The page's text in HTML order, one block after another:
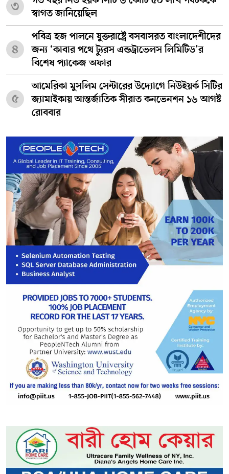
৩
স্বাগত জানিয়েছিল
৪
পবিত্র হজ পালনে যুক্তরাষ্ট্রে বসবাসরত বাংলাদেশীদের
জন্য ‘কাবার পথে ট্যুরস এন্ডট্রাভেলস লিমিটিড’র
বিশেষ প্যাকেজ অফার
৫
আমেরিকা মুসলিম সেন্টারের উদ্যোগে নিউইয়র্ক সিটির
জ্যামাইকায় আন্তর্জাতিক সীরাত কনভেনশন ১৬ আগষ্ট
রোববার